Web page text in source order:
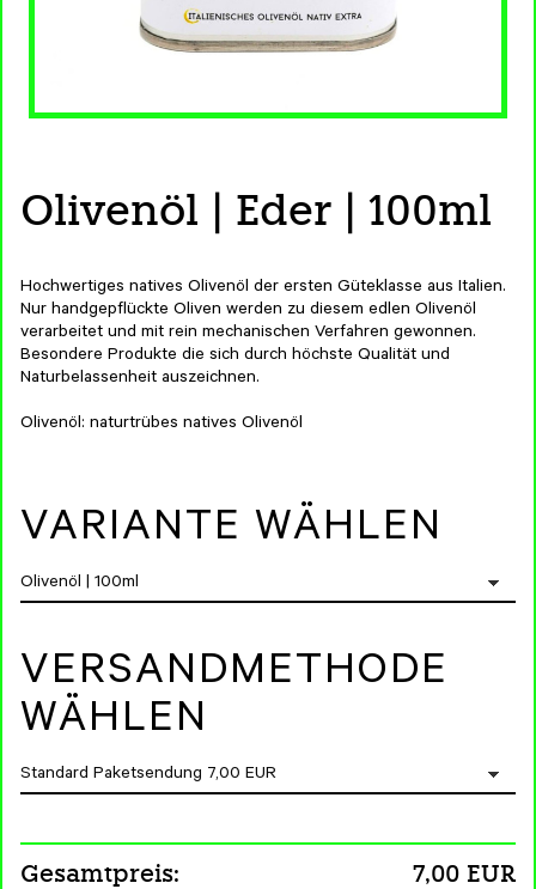
Olivenöl | Eder | 100ml
Hochwertiges natives Olivenöl der ersten Güteklasse aus Italien.
Nur handgepflückte Oliven werden zu diesem edlen Olivenöl
verarbeitet und mit rein mechanischen Verfahren gewonnen.
Besondere Produkte die sich durch höchste Qualität und
Naturbelassenheit auszeichnen.
Olivenöl: naturtrübes natives Olivenöl
VARIANTE WÄHLEN
VERSANDMETHODE
WÄHLEN
Gesamtpreis: 7,00 EUR